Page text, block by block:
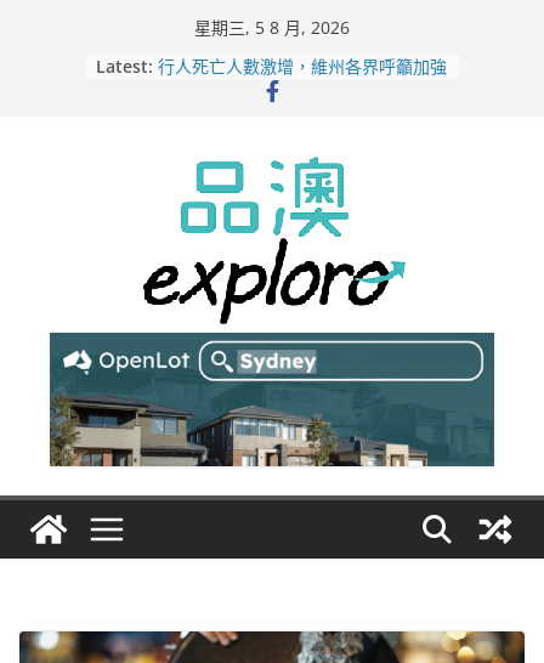
星期三, 5 8 月, 2026
Latest: 行人死亡人數激增，維州各界呼籲加強
美商二手巨頭進駐吉朗，在地慈善小店
憂生存空間遭擠壓
電動車電池爭端隱憂浮現！經銷商警告
澳洲恐迎訴訟浪潮
拒絕白工！ Aldi涉強迫無薪加班 掏
5500萬澳元和解